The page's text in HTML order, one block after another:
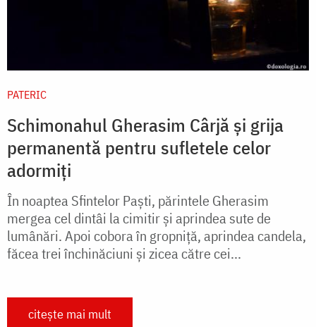
PATERIC
Schimonahul Gherasim Cârjă și grija
permanentă pentru sufletele celor
adormiți
În noaptea Sfintelor Paşti, părintele Gherasim
mergea cel dintâi la cimitir şi aprindea sute de
lumânări. Apoi cobora în gropniţă, aprindea candela,
făcea trei închinăciuni şi zicea către cei...
citește mai mult